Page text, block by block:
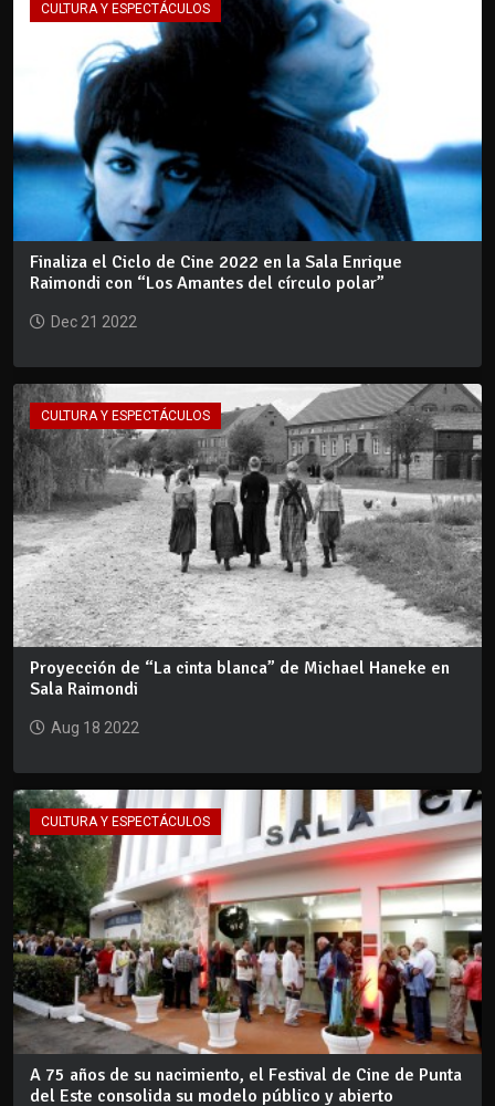
CULTURA Y ESPECTÁCULOS
Finaliza el Ciclo de Cine 2022 en la Sala Enrique
Raimondi con “Los Amantes del círculo polar”
Dec 21 2022
CULTURA Y ESPECTÁCULOS
Proyección de “La cinta blanca” de Michael Haneke en
Sala Raimondi
Aug 18 2022
CULTURA Y ESPECTÁCULOS
A 75 años de su nacimiento, el Festival de Cine de Punta
del Este consolida su modelo público y abierto